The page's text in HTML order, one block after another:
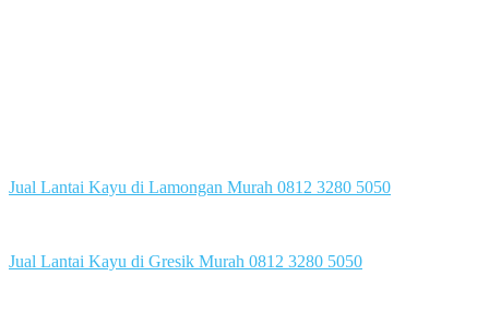
Jual Lantai Kayu di Lamongan Murah 0812 3280 5050
Jual Lantai Kayu di Gresik Murah 0812 3280 5050